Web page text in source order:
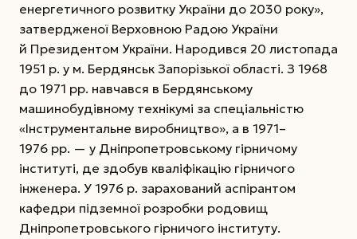
енергетичного розвитку України до 2030 року»,
затвердженої Верховною Радою України
й Президентом України. Народився 20 листопада
1951 р. у м. Бердянськ Запорізької області. З 1968
до 1971 рр. навчався в Бердянському
машинобудівному технікумі за спеціальністю
«Інструментальне виробництво», а в 1971–
1976 рр. — у Дніпропетровському гірничому
інституті, де здобув кваліфікацію гірничого
інженера. У 1976 р. зарахований аспірантом
кафедри підземної розробки родовищ
Дніпропетровського гірничого інституту.